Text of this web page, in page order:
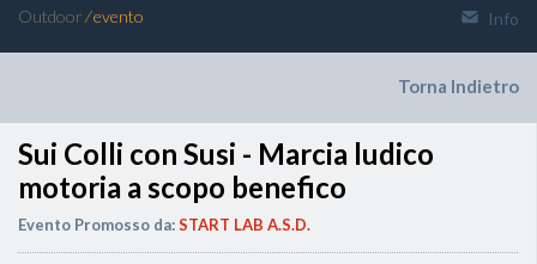
Outdoor⁄ evento Info
Torna Indietro
Sui Colli con Susi - Marcia ludico
motoria a scopo benefico
Evento Promosso da:START LAB A.S.D.